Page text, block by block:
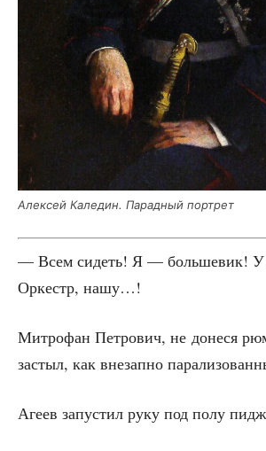
Алек­сей Кале­дин. Парад­ный портрет
— Всем сидеть! Я — боль­ше­вик! У
Оркестр, нашу…!
Мит­ро­фан Пет­ро­вич, не доне­ся
застыл, как вне­зап­но
Аге­ев запу­стил руку под полу